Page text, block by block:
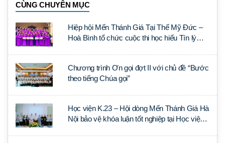
CÙNG CHUYÊN MỤC
Hiệp hội Mến Thánh Giá Tại Thế Mỹ Đức –
Hoà Bình tổ chức cuộc thi học hiểu Tín lý
Chương trình Ơn gọi đợt II với chủ đề “Bước
theo tiếng Chúa gọi”
Học viện K.23 – Hội dòng Mến Thánh Giá Hà
Nội bảo vệ khóa luận tốt nghiệp tại Học viện